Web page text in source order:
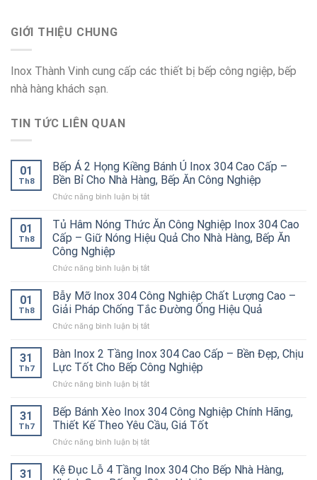
GIỚI THIỆU CHUNG
Inox Thành Vinh cung cấp các thiết bị bếp công ngiệp, bếp
nhà hàng khách sạn.
TIN TỨC LIÊN QUAN
01
Th8
Bếp Á 2 Họng Kiềng Bánh Ú Inox 304 Cao Cấp –
Bền Bỉ Cho Nhà Hàng, Bếp Ăn Công Nghiệp
Chức năng bình luận bị tắtở
Á
2
Họng
Bánh
Inox
304
Cấp
Bền
Bỉ
Nhà
Bếp
Ăn
01
Th8
Tủ Hâm Nóng Thức Ăn Công Nghiệp Inox 304 Cao
Cấp – Giữ Nóng Hiệu Quả Cho Nhà Hàng, Bếp Ăn
Công Nghiệp
Chức năng bình luận bị tắtở
Hâm
Nóng
Thức
Ăn
Nghiệp
Inox
304
Cao
–
Giữ
Cho
01
Th8
Bẫy Mỡ Inox 304 Công Nghiệp Chất Lượng Cao –
Giải Pháp Chống Tắc Đường Ống Hiệu Quả
Chức năng bình luận bị tắtở
Mỡ
Inox
304
Công
Chất
Lượng
–
Pháp
31
Th7
Bàn Inox 2 Tầng Inox 304 Cao Cấp – Bền Đẹp, Chịu
Lực Tốt Cho Bếp Công Nghiệp
Chức năng bình luận bị tắtở
Inox
2
Tầng
Inox
Cao
31
Th7
Bếp Bánh Xèo Inox 304 Công Nghiệp Chính Hãng,
Thiết Kế Theo Yêu Cầu, Giá Tốt
Chức năng bình luận bị tắtở
Bánh
Xèo
31
Kệ Đục Lỗ 4 Tầng Inox 304 Cho Bếp Nhà Hàng,